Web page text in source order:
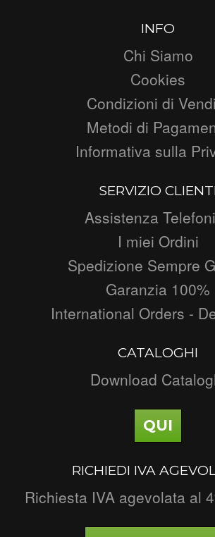
INFO
Chi Siamo
Cookies
Condizioni di
Metodi di
Informativa sulla
SERVIZIO CLIENTI
Assistenza
I miei Ordini
Spedizione Sempre
Garanzia 100%
International Orders -
CATALOGHI
Download
QUI
RICHIEDI IVA
Richiesta IVA agevolata al